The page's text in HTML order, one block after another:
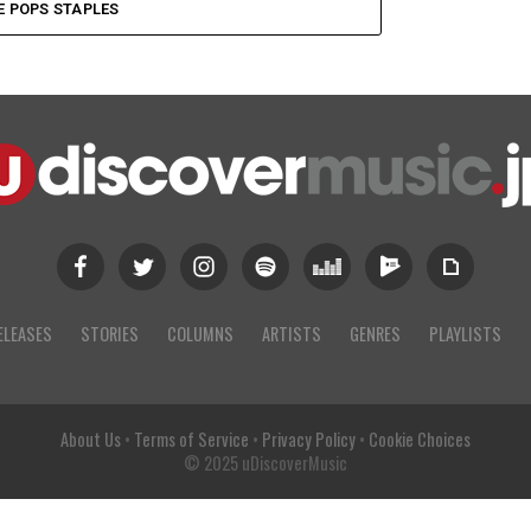
POPS STAPLES
STORIES COLUMNS ARTISTS GENRES PLAYLISTS
About Us• Terms of Service • Privacy Policy• Cookie Choices
© 2025 uDiscoverMusic